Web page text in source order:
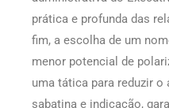
prática e profunda das
fim, a escolha de um
menor potencial de
uma tática para reduzir
sabatina e indicação,